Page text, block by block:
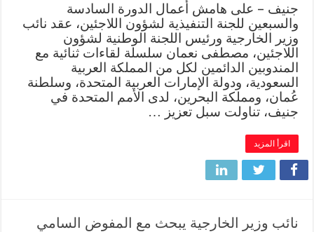
جنيف – على هامش أعمال الدورة السادسة
والسبعين للجنة التنفيذية لشؤون اللاجئين، عقد نائب
وزير الخارجية ورئيس اللجنة الوطنية لشؤون
اللاجئين، مصطفى نعمان سلسلة لقاءات ثنائية مع
المندوبين الدائمين لكل من المملكة العربية
السعودية، ودولة الإمارات العربية المتحدة، وسلطنة
عُمان، ومملكة البحرين، لدى الأمم المتحدة في
جنيف، تناولت سبل تعزيز …
اقرأ المزيد
نائب وزير الخارجية يبحث مع المفوض السامي